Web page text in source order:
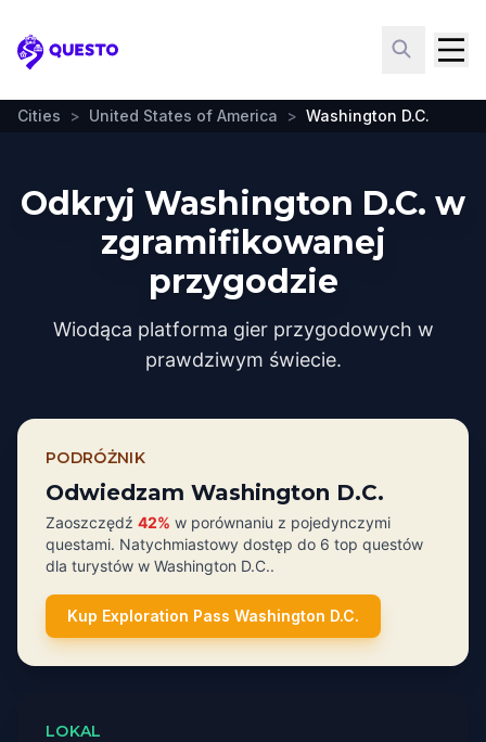
Questo
Cities > United States of America > Washington D.C.
Odkryj Washington D.C. w
zgramifikowanej
przygodzie
Wiodąca platforma gier przygodowych w
prawdziwym świecie.
PODRÓŻNIK
Odwiedzam Washington D.C.
Zaoszczędź 42% w porównaniu z pojedynczymi
questami. Natychmiastowy dostęp do 6 top questów
dla turystów w Washington D.C..
Kup Exploration Pass Washington D.C.
LOKAL